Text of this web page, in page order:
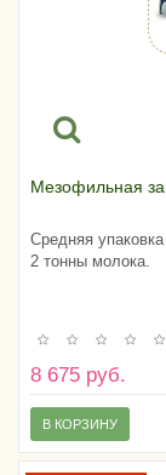
Мезофильная
Средняя
2 тонны молока.
8 675 руб.
В КОРЗИНУ